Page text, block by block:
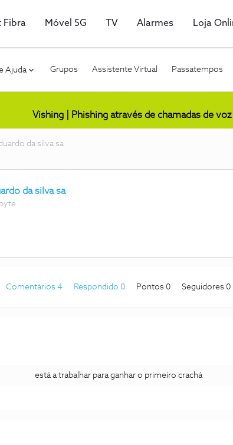
Fibra Móvel 5G TV Alarmes Loja
Ajuda Grupos Assistente Virtual Passatempos
Vishing | Phishing através de chamadas de
da silva sa
da silva sa
Comentários 4 Respondido 0 Pontos 0 Seguidores 0
está a trabalhar para ganhar o primeiro crachá